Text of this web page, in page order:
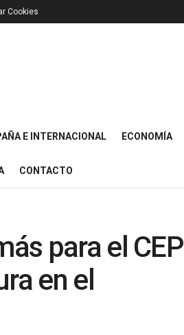
Cookies
E INTERNACIONAL ECONOMÍA
CONTACTO
para el CEP
en el